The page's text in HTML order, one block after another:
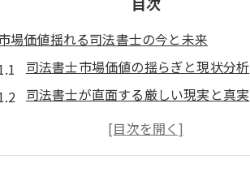
場価値揺れる司法書士の今と未来
司法書士市場価値の揺らぎと現状分析
司法書士が直面する厳しい現実と真実
人生を変える司法書士資格の価値とは